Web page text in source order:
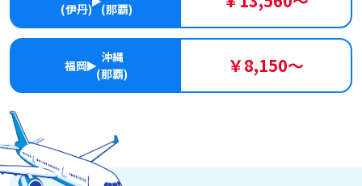
(伊丹)
(那覇)
福岡
沖縄
(那覇)
￥8,150～